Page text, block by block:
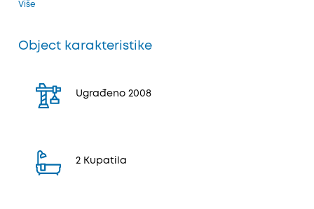
Više
Object karakteristike
Ugrađeno 2008
2 Kupatila